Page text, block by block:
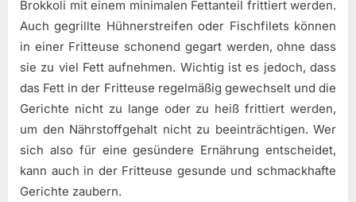
Brokkoli mit einem minimalen Fettanteil frittiert werden.
Auch gegrillte Hühnerstreifen oder Fischfilets können
in einer Fritteuse schonend gegart werden, ohne dass
sie zu viel Fett aufnehmen. Wichtig ist es jedoch, dass
das Fett in der Fritteuse regelmäßig gewechselt und die
Gerichte nicht zu lange oder zu heiß frittiert werden,
um den Nährstoffgehalt nicht zu beeinträchtigen. Wer
sich also für eine gesündere Ernährung entscheidet,
kann auch in der Fritteuse gesunde und schmackhafte
Gerichte zaubern.